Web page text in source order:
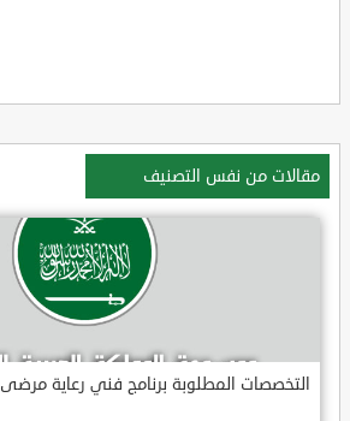
مقالات من نفس التصنيف
التخصصات المطلوبة برنامج فني رعاية مرضى 3